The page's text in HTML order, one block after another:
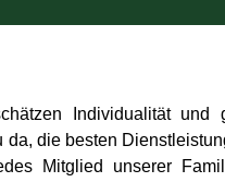
Individualität
die besten
Mitglied unserer